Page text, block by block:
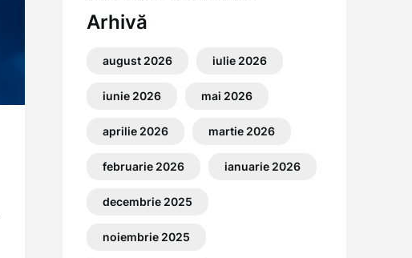
Arhivă
august 2026 iulie 2026
iunie 2026 mai 2026
aprilie 2026 martie 2026
februarie 2026 ianuarie 2026
decembrie 2025
noiembrie 2025